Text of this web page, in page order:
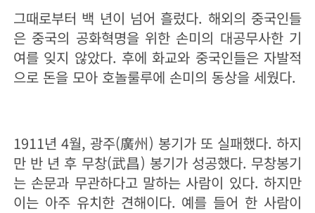
그때로부터 백 년이 넘어 흘렀다. 해외의 중국인들
은 중국의 공화혁명을 위한 손미의 대공무사한 기
여를 잊지 않았다. 후에 화교와 중국인들은 자발적
으로 돈을 모아 호놀룰루에 손미의 동상을 세웠다.
1911년 4월, 광주(廣州) 봉기가 또 실패했다. 하지
만 반 년 후 무창(武昌) 봉기가 성공했다. 무창봉기
는 손문과 무관하다고 말하는 사람이 있다. 하지만
이는 아주 유치한 견해이다. 예를 들어 한 사람이